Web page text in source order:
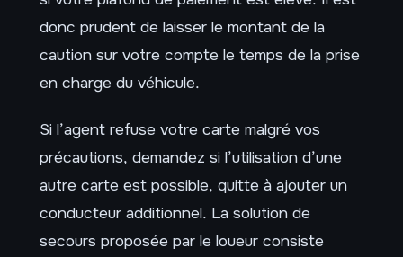
donc prudent de laisser le montant de la
caution sur votre compte le temps de la prise
en charge du véhicule.
Si l’agent refuse votre carte malgré vos
précautions, demandez si l’utilisation d’une
autre carte est possible, quitte à ajouter un
conducteur additionnel. La solution de
secours proposée par le loueur consiste